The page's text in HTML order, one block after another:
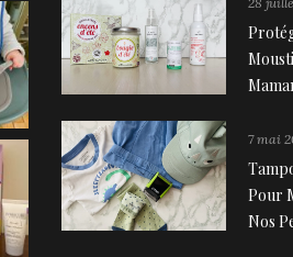
7 mai
Pour
Nos